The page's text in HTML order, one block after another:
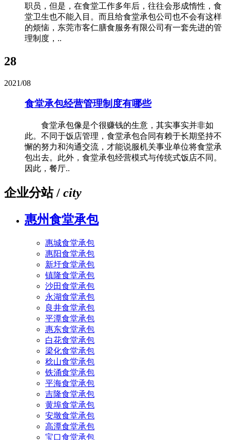
职员，但是，在食堂工作多年后，往往会形成惰性，食
堂卫生也不能入目。而且给食堂承包公司也不会有这样
的烦恼，东莞市客仁膳食服务有限公司有一套先进的管
理制度，..
28
2021/08
食堂承包经营管理制度有哪些
食堂承包像是个很赚钱的生意，其实事实并非如
此。不同于饭店管理，食堂承包合同有赖于长期坚持不
懈的努力和沟通交流，才能说服机关事业单位将食堂承
包出去。此外，食堂承包经营模式与传统式饭店不同。
因此，餐厅..
企业分站 / city
惠州食堂承包
惠城食堂承包
惠阳食堂承包
新圩食堂承包
镇隆食堂承包
沙田食堂承包
永湖食堂承包
良井食堂承包
平潭食堂承包
惠东食堂承包
白花食堂承包
梁化食堂承包
稔山食堂承包
铁涌食堂承包
平海食堂承包
吉隆食堂承包
黄埠食堂承包
安墩食堂承包
高潭食堂承包
宝口食堂承包